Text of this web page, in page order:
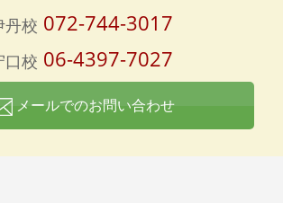
丹校 072-744-3017
口校 06-4397-7027
メールでのお問い合わせ